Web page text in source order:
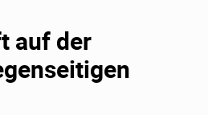
auf der